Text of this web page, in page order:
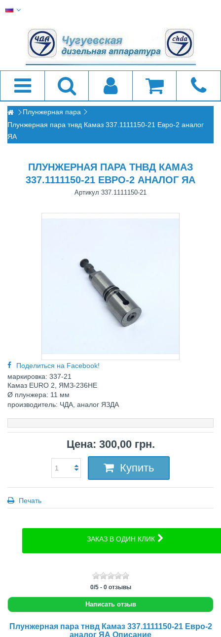
Плунжерная пара
Плунжерная пара тнвд Камаз 337.1111150-21 Евро-2 аналог
ЯА
ПЛУНЖЕРНАЯ ПАРА ТНВД КАМАЗ
337.1111150-21 ЕВРО-2 АНАЛОГ ЯА
Артикул 337.1111150-21
Поделиться на Facebook!
маркировка: 337-21
Камаз EURO 2, ЯМЗ-236НЕ
Ø плунжера: 11 мм
производитель: ЧДА, аналог ЯЗДА
Цена: 300,00 грн.
Купить
Печать
ЗАКАЗ В ОДИН КЛИК
0/5- 0отзывы
Написать отзыв
Плунжерная пара тнвд Камаз 337.1111150-21 Евро-2
аналог ЯА Описание